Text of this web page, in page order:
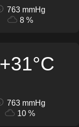
763 mmHg
8 %
+31°C
763 mmHg
10 %